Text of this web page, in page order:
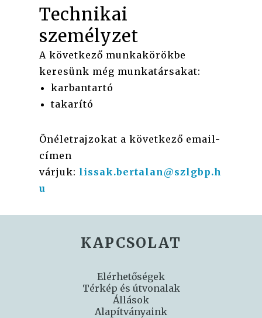
Technikai
személyzet
A következő munkakörökbe
keresünk még munkatársakat:
karbantartó
takarító
Önéletrajzokat a következő email-
címen
várjuk: lissak.bertalan@szlgbp.h
u
KAPCSOLAT
Elérhetőségek
Térkép és útvonalak
Állások
Alapítványaink